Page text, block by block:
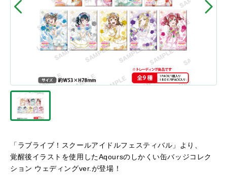
「ラブライブ！スクールアイドルフェスティバル」より、
覚醒後イラストを使用したAqoursのしかくい缶バッジコレク
ション ウェディングver.が登場！